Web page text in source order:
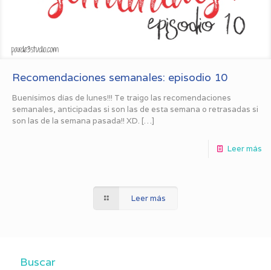
Recomendaciones semanales: episodio 10
Buenísimos días de lunes!!! Te traigo las recomendaciones
semanales, anticipadas si son las de esta semana o retrasadas si
son las de la semana pasada!! XD. […]
Leer más
Leer más
Buscar